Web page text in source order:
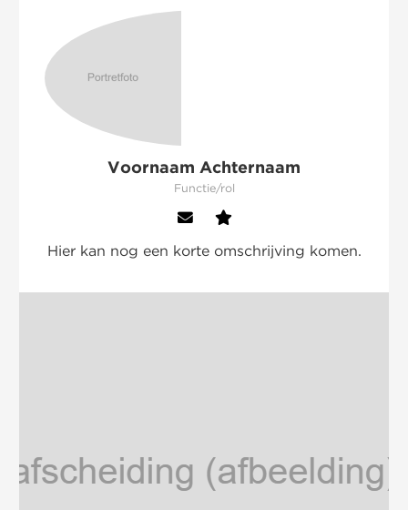
Voornaam Achternaam
Functie/rol
Hier kan nog een korte omschrijving komen.